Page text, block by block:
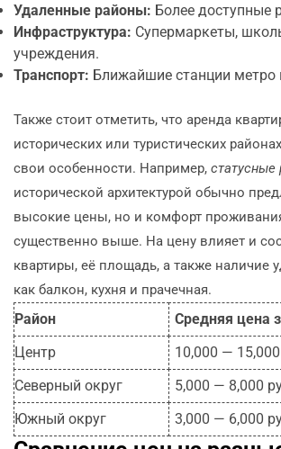
Удаленные районы: Более доступные
Инфраструктура: Супермаркеты,
учреждения.
Транспорт: Ближайшие станции метро
Также стоит отметить, что аренда
исторических или туристических
свои особенности. Например, статусные
исторической архитектурой обычно
высокие цены, но и комфорт
существенно выше. На цену влияет и
квартиры, её площадь, а также наличие
как балкон, кухня и прачечная.
Район
Средняя цена
Центр
10,000 —
Северный округ
5,000 — 8,000
Южный округ
3,000 — 6,000